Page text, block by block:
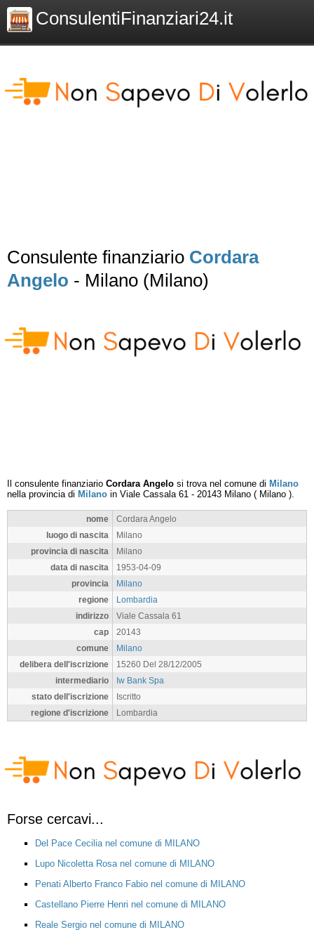
ConsulentiFinanziari24.it
Consulente finanziario Cordara
Angelo - Milano (Milano)
Il consulente finanziario Cordara Angelo si trova nel comune di Milano
nella provincia di Milano in Viale Cassala 61 - 20143 Milano ( Milano ).
nome
Cordara Angelo
luogo di nascita
Milano
provincia di nascita
Milano
data di nascita
1953-04-09
provincia
Milano
regione
Lombardia
indirizzo
Viale Cassala 61
cap
20143
comune
Milano
delibera dell'iscrizione
15260 Del 28/12/2005
intermediario
Iw Bank Spa
stato dell'iscrizione
Iscritto
regione d'iscrizione
Lombardia
Forse cercavi...
Del Pace Cecilia nel comune di MILANO
Lupo Nicoletta Rosa nel comune di MILANO
Penati Alberto Franco Fabio nel comune di MILANO
Castellano Pierre Henri nel comune di MILANO
Reale Sergio nel comune di MILANO